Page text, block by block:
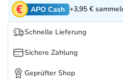
APO Cash +3,95 €
Schnelle Lieferung
Sichere Zahlung
Geprüfter Shop